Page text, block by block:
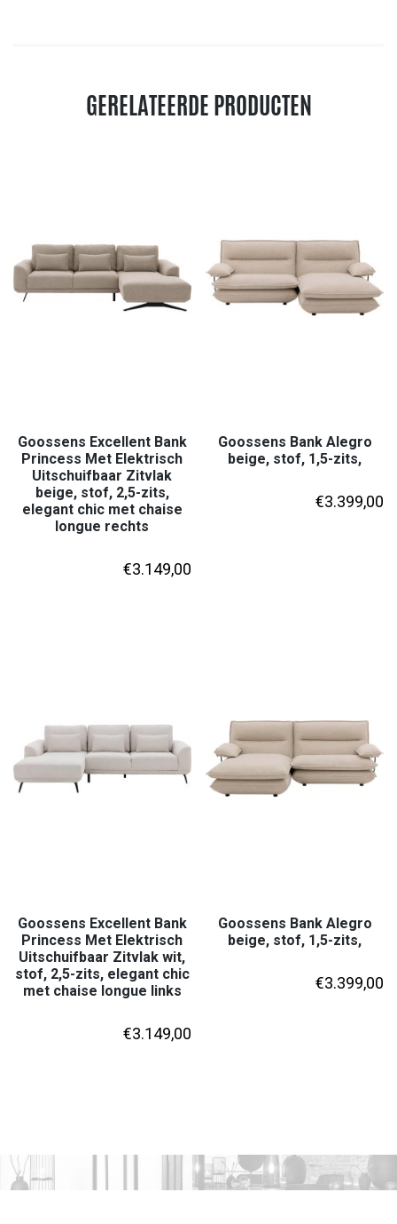
GERELATEERDE PRODUCTEN
Goossens Excellent Bank
Princess Met Elektrisch
Uitschuifbaar Zitvlak
beige, stof, 2,5-zits,
elegant chic met chaise
longue rechts
€3.149,00
Goossens Bank Alegro
beige, stof, 1,5-zits,
€3.399,00
Goossens Excellent Bank
Princess Met Elektrisch
Uitschuifbaar Zitvlak wit,
stof, 2,5-zits, elegant chic
met chaise longue links
€3.149,00
Goossens Bank Alegro
beige, stof, 1,5-zits,
€3.399,00